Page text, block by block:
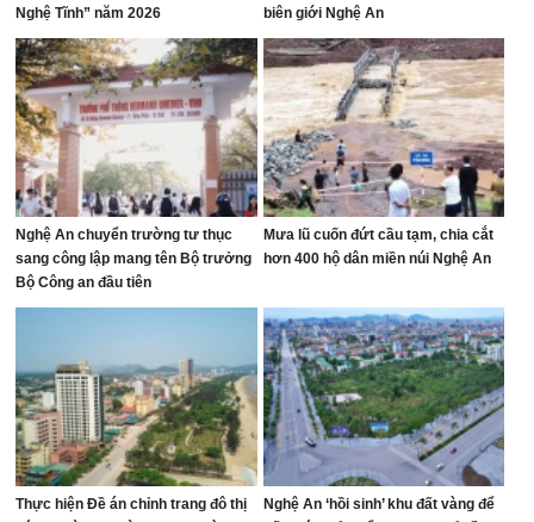
Nghệ Tĩnh” năm 2026
biên giới Nghệ An
Nghệ An chuyển trường tư thục
sang công lập mang tên Bộ trưởng
Bộ Công an đầu tiên
Mưa lũ cuốn đứt cầu tạm, chia cắt
hơn 400 hộ dân miền núi Nghệ An
Thực hiện Đề án chỉnh trang đô thị
Nghệ An ‘hồi sinh’ khu đất vàng để